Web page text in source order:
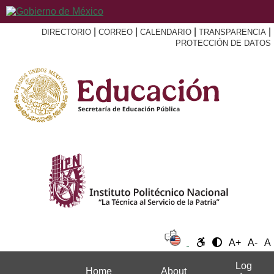
DIRECTORIO CORREO CALENDARIO TRANSPARENCIA
PROTECCIÓN DE DATOS
A+ A- A
Home About
Log